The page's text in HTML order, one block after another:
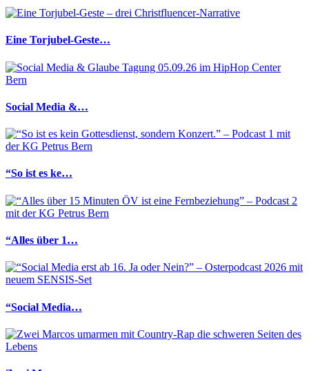
Eine Torjubel-Geste…
Social Media &…
“So ist es ke…
“Alles über 1…
“Social Media…